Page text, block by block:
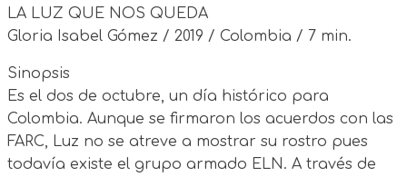
LA LUZ QUE NOS QUEDA
Gloria Isabel Gómez / 2019 / Colombia / 7 min.
Sinopsis
Es el dos de octubre, un día histórico para
Colombia. Aunque se firmaron los acuerdos con las
FARC, Luz no se atreve a mostrar su rostro pues
todavía existe el grupo armado ELN. A través de